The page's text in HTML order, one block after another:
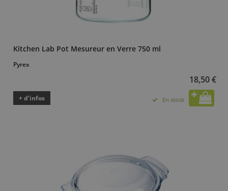
Kitchen Lab Pot Mesureur en Verre 750 ml
Pyrex
18,50 €
+ d’infos En stock